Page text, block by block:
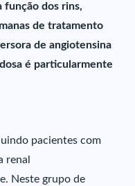
função dos rins,
de tratamento
de angiotensina
é particularmente
pacientes com
renal
Neste grupo de